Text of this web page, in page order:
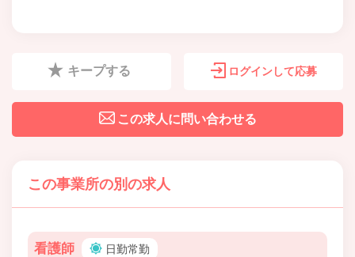
キープする ログインして応募
この求人に問い合わせる
この事業所の別の求人
看護師 日勤常勤